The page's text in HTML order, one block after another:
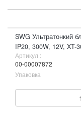
SWG Ультратонкий
IP20, 300W, 12V, XT-
Артикул :
00-00007872
Упаковка